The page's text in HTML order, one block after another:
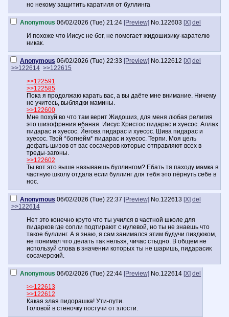
но некому защитить каратиля от буллинга
Anonymous 06/02/2026 (Tue) 21:24 [Preview] No.122603 [X] del
И похоже что Иисус не бог, не помогает жидошизику-карателю
никак.
Anonymous 06/02/2026 (Tue) 22:33 [Preview] No.122612 [X] del
>>122614 >>122615
>>122591
>>122585
Пока я продолжаю карать вас, а вы даёте мне внимание. Ничему
не учитесь, выблядки мамины.
>>122600
Мне похуй во что там верит Жидошиз, для меня любая религия
это шизофрения ебаная. Иисус Христос пидарас и хуесос. Аллах
пидарас и хуесос. Йегова пидарас и хуесос. Шива пидарас и
хуесос. Твой *богнейм* пидарас и хуесос. Терпи. Моя цель
дефать шизов от вас сосачеров которые отправляют всех в
треды-загоны.
>>122602
Ты вот это выше называешь буллингом? Ебать тя паходу мамка в
частную школу отдала если буллинг для тебя это пёрнуть себе в
нос.
Anonymous 06/02/2026 (Tue) 22:37 [Preview] No.122613 [X] del
>>122614
Нет это конечно круто что ты учился в частной школе для
пидарков где сопли подтирают с нулевой, но ты не знаешь что
такое буллинг. А я знаю, я сам занимался этим будучи пиздюком,
не понимал что делать так нельзя, чичас стыдно. В общем не
используй слова в значении которых ты не шаришь, пидарасик
сосачерский.
Anonymous 06/02/2026 (Tue) 22:44 [Preview] No.122614 [X] del
>>122613
>>122612
Какая злая пидорашка! Ути-пути.
Головой в стеночку постучи от злости.